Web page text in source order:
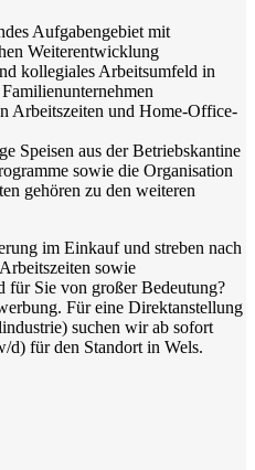
Aufgabengebiet mit
Weiterentwicklung
kollegiales Arbeitsumfeld in
Arbeitszeiten und Home-Office-
Speisen aus der Betriebskantine
sowie die Organisation
gehören zu den weiteren
im Einkauf und streben nach
sowie
für Sie von großer Bedeutung?
Für eine Direktanstellung
suchen wir ab sofort
d) für den Standort in Wels.